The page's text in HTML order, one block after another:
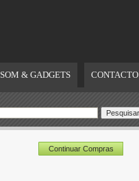
SOM & GADGETS CONTACTO
Continuar Compras